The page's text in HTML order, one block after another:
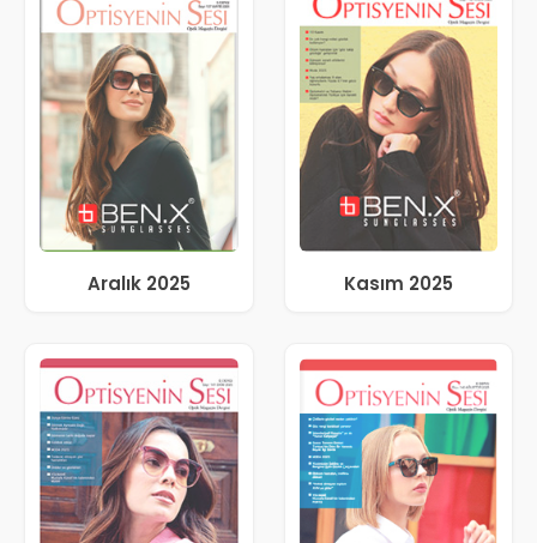
Aralık 2025 Kasım 2025